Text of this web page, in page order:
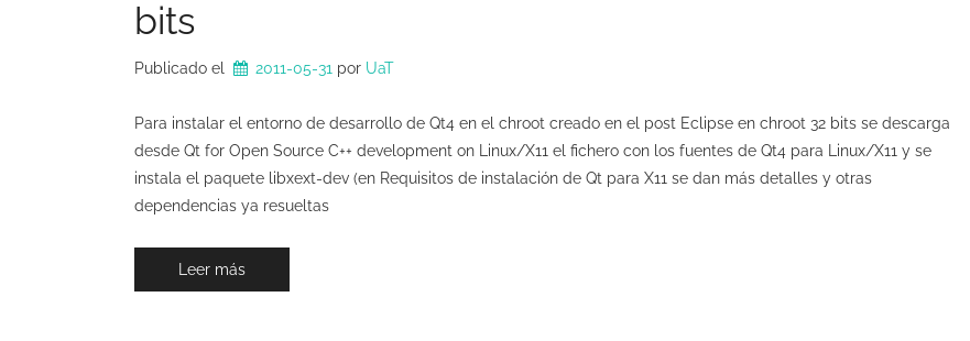
bits
Publicado el 2011-05-31 por UaT
Para instalar el entorno de desarrollo de Qt4 en el chroot creado en el post Eclipse en chroot 32 bits se descarga
desde Qt for Open Source C++ development on Linux/X11 el fichero con los fuentes de Qt4 para Linux/X11 y se
instala el paquete libxext-dev (en Requisitos de instalación de Qt para X11 se dan más detalles y otras
dependencias ya resueltas
Leer más